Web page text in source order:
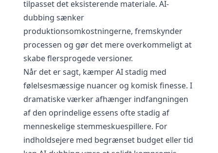
tilpasset det eksisterende materiale. AI-
dubbing sænker
produktionsomkostningerne, fremskynder
processen og gør det mere overkommeligt at
skabe flersprogede versioner.
Når det er sagt, kæmper AI stadig med
følelsesmæssige nuancer og komisk finesse. I
dramatiske værker afhænger indfangningen
af den oprindelige essens ofte stadig af
menneskelige stemmeskuespillere. For
indholdsejere med begrænset budget eller tid